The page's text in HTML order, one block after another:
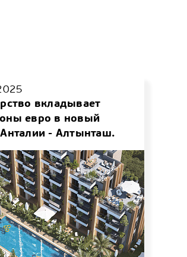
вкладывает
евро в новый
- Алтынташ.